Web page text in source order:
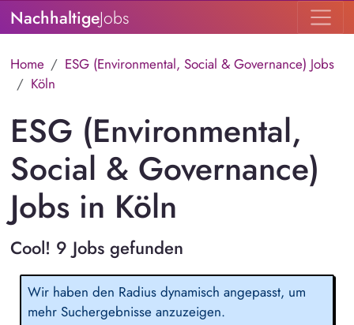
NachhaltigeJobs
Home
ESG (Environmental, Social & Governance) Jobs
Köln
ESG (Environmental,
Social & Governance)
Jobs in Köln
Cool! 9 Jobs gefunden
Wir haben den Radius dynamisch angepasst, um
mehr Suchergebnisse anzuzeigen.